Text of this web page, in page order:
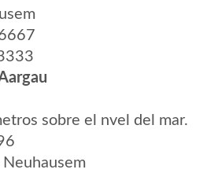
sobre el nvel del mar.